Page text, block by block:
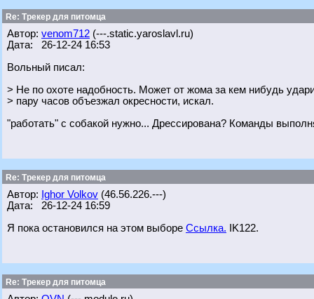
Re: Трекер для питомца
Автор: venom712 (---.static.yaroslavl.ru)
Дата: 26-12-24 16:53
Вольный писал:
> Не по охоте надобность. Может от жома за кем нибудь
> пару часов объезжал окресности, искал.
"работать" с собакой нужно... Дрессирована? Команды
Re: Трекер для питомца
Автор: Ighor Volkov (46.56.226.---)
Дата: 26-12-24 16:59
Я пока остановился на этом выборе Ссылка. IK122.
Re: Трекер для питомца